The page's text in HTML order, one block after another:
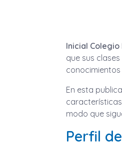
Inicial Colegio
que sus
En esta
modo que
Perfil